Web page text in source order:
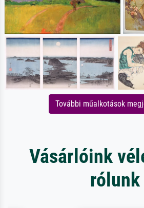
További műalkotások
Vásárlóink
rólunk